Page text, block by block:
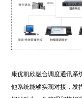
康优凯欣融合调度通讯系
他系统能够实现对接，发